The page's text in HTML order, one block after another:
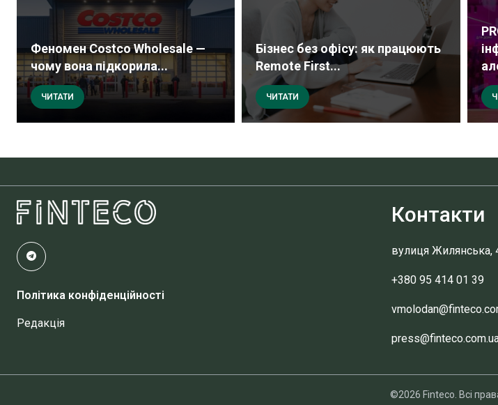
Феномен Costco Wholesale —
чому вона підкорила...
ЧИТАТИ
Бізнес без офісу: як працюють
Remote First...
ЧИТАТИ
Політика конфіденційності
Редакція
Контакти
вулиця Жилянська,
+380 95 414 01 39
©2026 Finteco. Всі